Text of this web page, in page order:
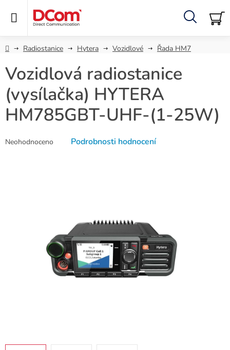
Hledat
DomůRadiostanice Hytera Vozidlové Řada HM7
Vozidlová radiostanice
(vysílačka) HYTERA
HM785GBT-UHF-(1-25W)
hodnocení
Neohodnoceno Podrobnosti hodnocení